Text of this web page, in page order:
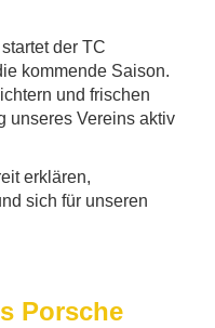
der TC
kommende Saison.
und frischen
unseres Vereins aktiv
erklären,
sich für unseren
Porsche